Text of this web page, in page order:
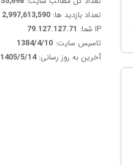
تعداد بازدید ها: 2,997,613,590
IP شما:
79.127.127.71
تاسیس سایت: 1384/4/10
آخرین به روز رسانی:1405/5/14